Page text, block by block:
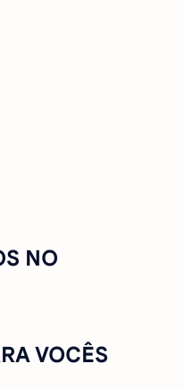
NO
VOCÊS